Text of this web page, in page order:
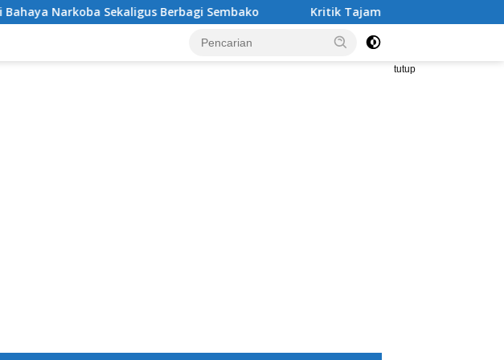
Sekaligus Berbagi Sembako Kritik Tajam Sekda Tanggamus: Tukin
tutup